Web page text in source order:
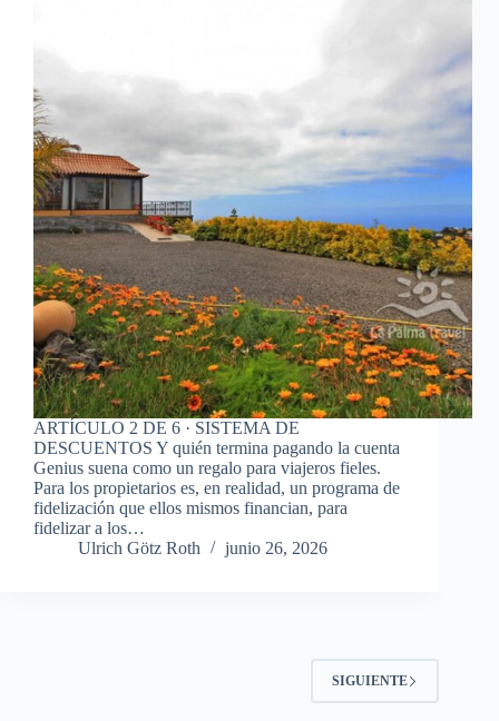
ARTÍCULO 2 DE 6 · SISTEMA DE
DESCUENTOS Y quién termina pagando la cuenta
Genius suena como un regalo para viajeros fieles.
Para los propietarios es, en realidad, un programa de
fidelización que ellos mismos financian, para
fidelizar a los…
Ulrich Götz Roth
junio 26, 2026
SIGUIENTE